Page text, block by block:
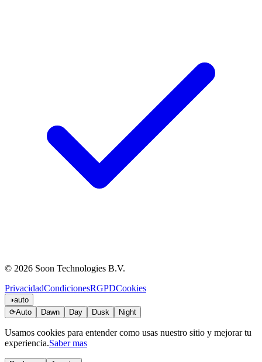
© 2026 Soon Technologies B.V.
PrivacidadCondicionesRGPDCookies
◑auto
⟳Auto Dawn Day Dusk Night
Usamos cookies para entender como usas nuestro sitio y mejorar tu
experiencia.Saber mas